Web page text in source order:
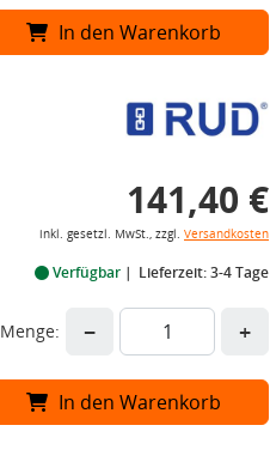
In den Warenkorb
141,40 €
inkl. gesetzl. MwSt., zzgl. Versandkosten
Verfügbar Lieferzeit: 3-4 Tage
Menge: − +
In den Warenkorb